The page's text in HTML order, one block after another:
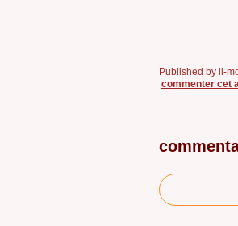
Published by li-
commenter cet